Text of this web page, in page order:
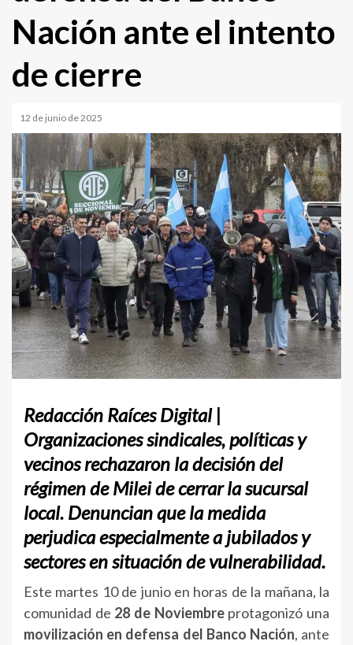
Nación ante el intento
de cierre
12 de junio de 2025
Redacción Raíces Digital |
Organizaciones sindicales, políticas y
vecinos rechazaron la decisión del
régimen de Milei de cerrar la sucursal
local. Denuncian que la medida
perjudica especialmente a jubilados y
sectores en situación de vulnerabilidad.
Este martes 10 de junio en horas de la mañana, la
comunidad de 28 de Noviembreprotagonizó una
movilización en defensa del Banco Nación, ante